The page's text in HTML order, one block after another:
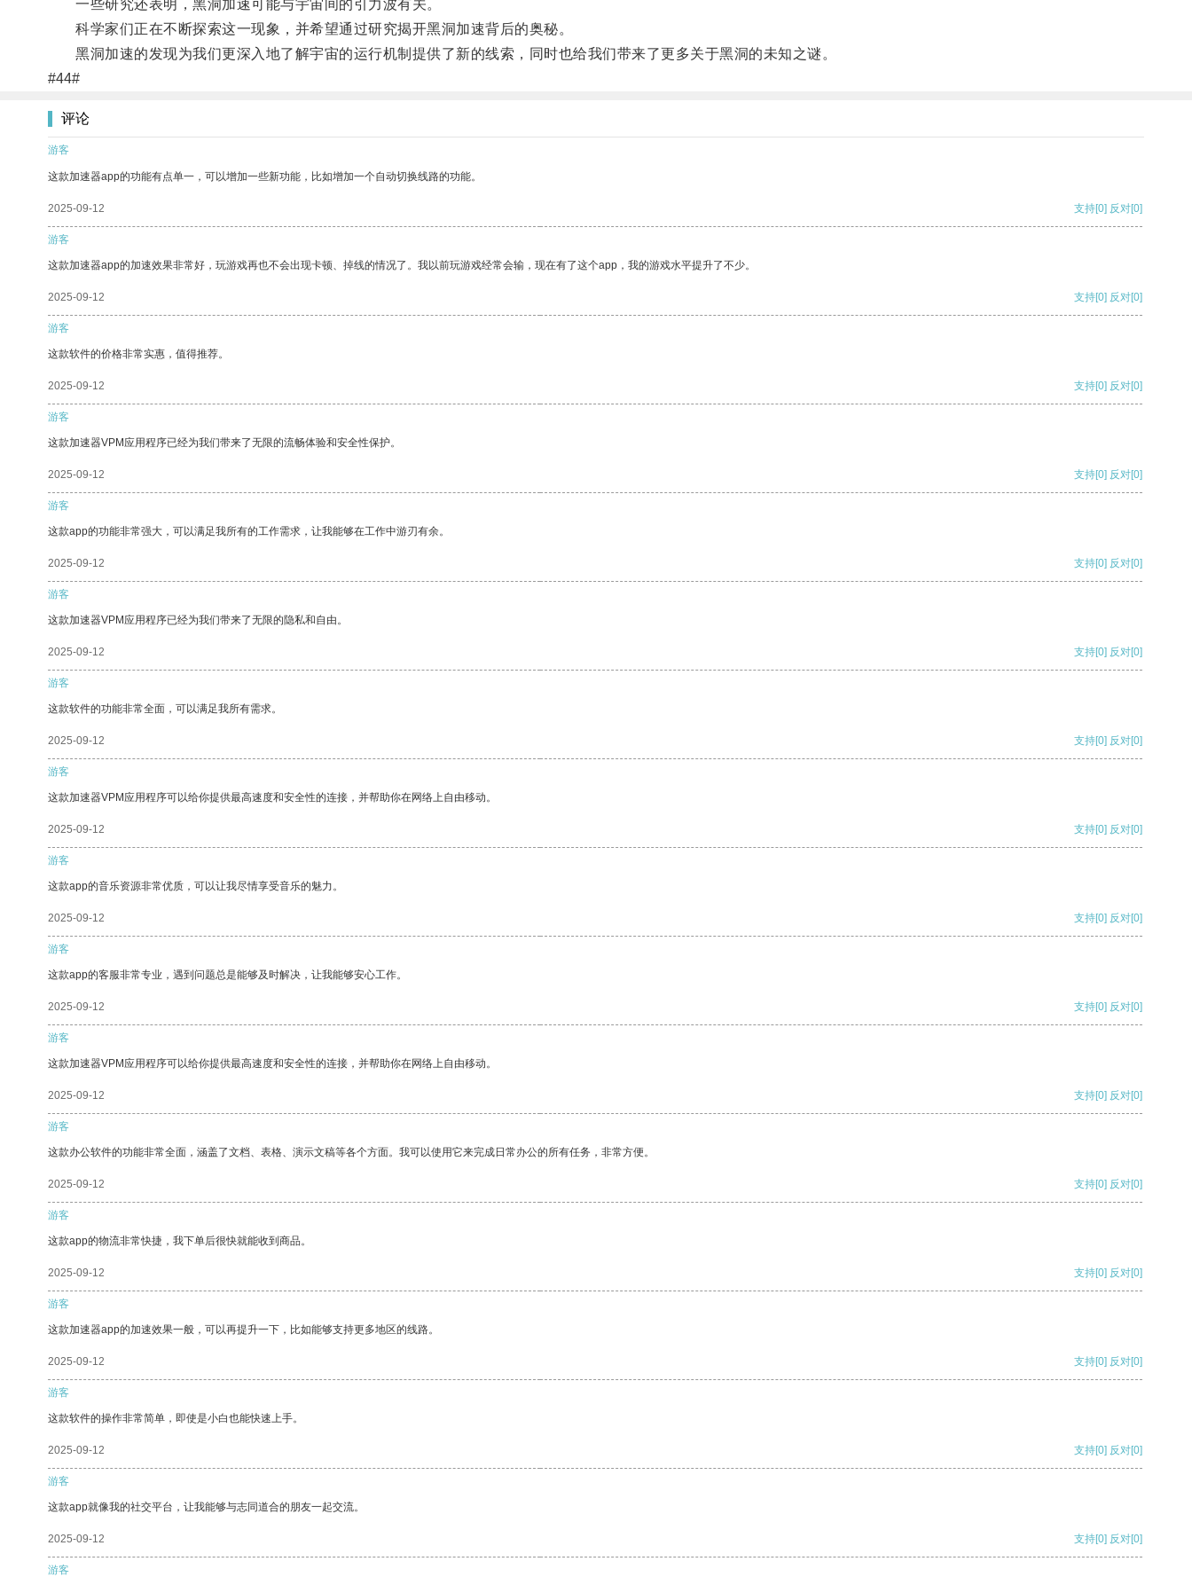
一些研究还表明，黑洞加速可能与宇宙间的引力波有关。
科学家们正在不断探索这一现象，并希望通过研究揭开黑洞加速背后的奥秘。
黑洞加速的发现为我们更深入地了解宇宙的运行机制提供了新的线索，同时也给我们带来了更多关于黑洞的未知之谜。
#44#
评论
游客
这款加速器app的功能有点单一，可以增加一些新功能，比如增加一个自动切换线路的功能。
2025-09-12 支持[0] 反对[0]
游客
这款加速器app的加速效果非常好，玩游戏再也不会出现卡顿、掉线的情况了。我以前玩游戏经常会输，现在有了这个app，我的游戏水平提升了不少。
2025-09-12 支持[0] 反对[0]
游客
这款软件的价格非常实惠，值得推荐。
2025-09-12 支持[0] 反对[0]
游客
这款加速器VPM应用程序已经为我们带来了无限的流畅体验和安全性保护。
2025-09-12 支持[0] 反对[0]
游客
这款app的功能非常强大，可以满足我所有的工作需求，让我能够在工作中游刃有余。
2025-09-12 支持[0] 反对[0]
游客
这款加速器VPM应用程序已经为我们带来了无限的隐私和自由。
2025-09-12 支持[0] 反对[0]
游客
这款软件的功能非常全面，可以满足我所有需求。
2025-09-12 支持[0] 反对[0]
游客
这款加速器VPM应用程序可以给你提供最高速度和安全性的连接，并帮助你在网络上自由移动。
2025-09-12 支持[0] 反对[0]
游客
这款app的音乐资源非常优质，可以让我尽情享受音乐的魅力。
2025-09-12 支持[0] 反对[0]
游客
这款app的客服非常专业，遇到问题总是能够及时解决，让我能够安心工作。
2025-09-12 支持[0] 反对[0]
游客
这款加速器VPM应用程序可以给你提供最高速度和安全性的连接，并帮助你在网络上自由移动。
2025-09-12 支持[0] 反对[0]
游客
这款办公软件的功能非常全面，涵盖了文档、表格、演示文稿等各个方面。我可以使用它来完成日常办公的所有任务，非常方便。
2025-09-12 支持[0] 反对[0]
游客
这款app的物流非常快捷，我下单后很快就能收到商品。
2025-09-12 支持[0] 反对[0]
游客
这款加速器app的加速效果一般，可以再提升一下，比如能够支持更多地区的线路。
2025-09-12 支持[0] 反对[0]
游客
这款软件的操作非常简单，即使是小白也能快速上手。
2025-09-12 支持[0] 反对[0]
游客
这款app就像我的社交平台，让我能够与志同道合的朋友一起交流。
2025-09-12 支持[0] 反对[0]
游客